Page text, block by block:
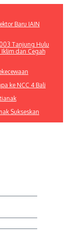
Baru IAIN
Tanjung Hulu
dan Cegah
ke NCC 4 Bali
Sukseskan